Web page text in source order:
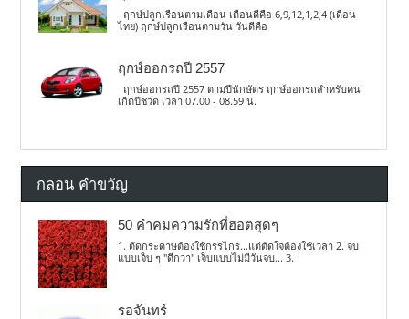
ฤกษ์ปลูกเรือนตามเดือน เดือนดีคือ 6,9,12,1,2,4 (เดือน
ไทย) ฤกษ์ปลูกเรือนตามวัน วันดีคือ
ฤกษ์ออกรถปี 2557
ฤกษ์ออกรถปี 2557 ตามปีนักษัตร ฤกษ์ออกรถสำหรับคน
เกิดปีชวด เวลา 07.00 - 08.59 น.
กลอน คำขวัญ
50 คำคมความรักที่ฮอตสุดๆ
1. ตัดกระดาษต้องใช้กรรไกร...แต่ตัดใจต้องใช้เวลา 2. จบ
แบบเจ็บ ๆ "ดีกว่า" เจ็บแบบไม่มีวันจบ... 3.
รอจันทร์